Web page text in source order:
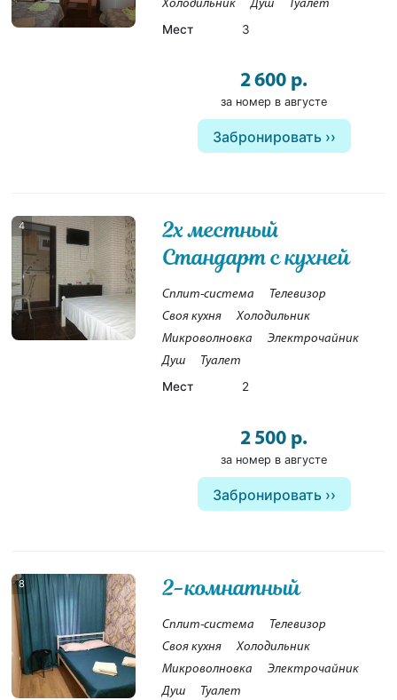
Холодильник Душ Туалет
Мест 3
2 600 р.
за номер в августе
Забронировать
4
2х местный
Стандарт с кухней
Сплит-система
Телевизор
Своя кухня
Холодильник
Микроволновка
Электрочайник
Душ
Туалет
Мест 2
2 500 р.
за номер в августе
Забронировать
8 2-комнатный
Сплит-система
Телевизор
Своя кухня
Холодильник
Микроволновка
Электрочайник
Душ
Туалет